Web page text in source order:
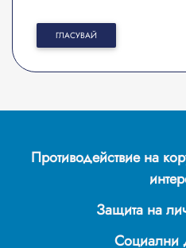
ГЛАСУВАЙ
Противодействие на
Защита на
Социални